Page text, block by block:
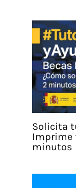
Solicita
Imprime
minutos